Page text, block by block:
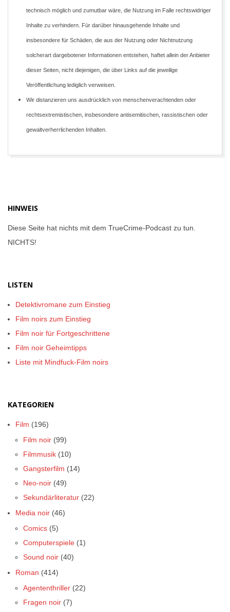
technisch möglich und zumutbar wäre, die Nutzung im Falle rechtswidriger
Inhalte zu verhindern. Für darüber hinausgehende Inhalte und
insbesondere für Schäden, die aus der Nutzung oder Nichtnutzung
solcherart dargebotener Informationen entstehen, haftet allein der Anbieter
dieser Seiten, nicht diejenigen, die über Links auf die jeweilige
Veröffentlichung lediglich verweisen.
Wir distanzieren uns ausdrücklich von menschenverachtenden oder
rechtsextremistischen, insbesondere antisemitischen, rassistischen oder
gewaltverherrlichenden Inhalten.
HINWEIS
Diese Seite hat nichts mit dem TrueCrime-Podcast zu tun.
NICHTS!
LISTEN
Detektivromane zum Einstieg
Film noirs zum Einstieg
Film noir für Fortgeschrittene
Film noir Geheimtipps
Liste mit Mindfuck-Film noirs
KATEGORIEN
Film (196)
Film noir (99)
Filmmusik (10)
Gangsterfilm (14)
Neo-noir (49)
Sekundärliteratur (22)
Media noir (46)
Comics (5)
Computerspiele (1)
Sound noir (40)
Roman (414)
Agententhriller (22)
Fragen noir (7)